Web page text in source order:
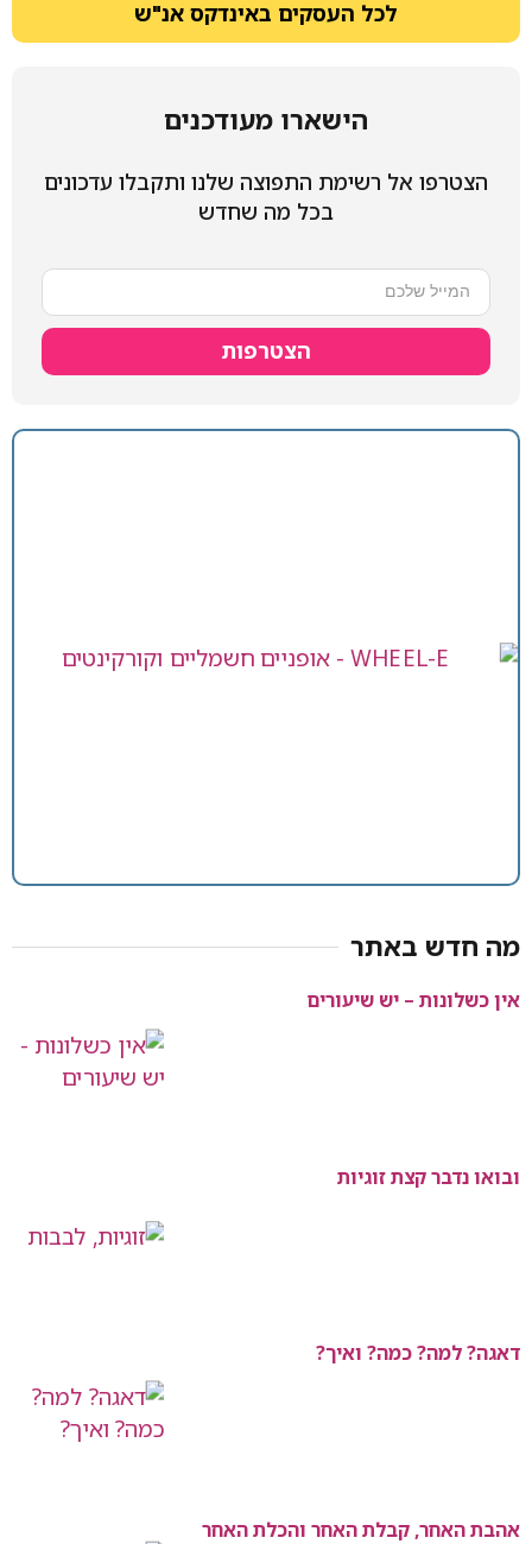
לכל העסקים באינדקס אנ"ש
הישארו מעודכנים
הצטרפו אל רשימת התפוצה שלנו ותקבלו עדכונים
בכל מה שחדש
הצטרפות
מה חדש באתר
אין כשלונות – יש שיעורים
ובואו נדבר קצת זוגיות
דאגה? למה? כמה? ואיך?
אהבת האחר, קבלת האחר והכלת האחר